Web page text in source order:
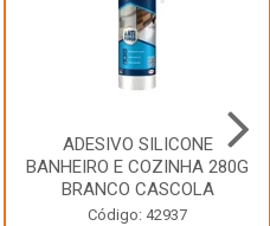
ADESIVO SILICONE
BANHEIRO E COZINHA 280G
BRANCO CASCOLA
Código: 42937